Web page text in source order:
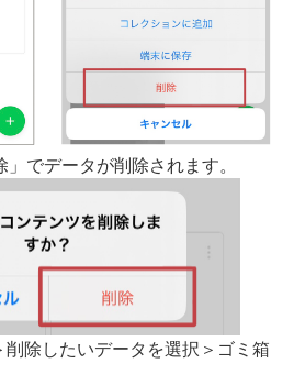
でデータが削除されます。
除したいデータを選択＞ゴミ箱